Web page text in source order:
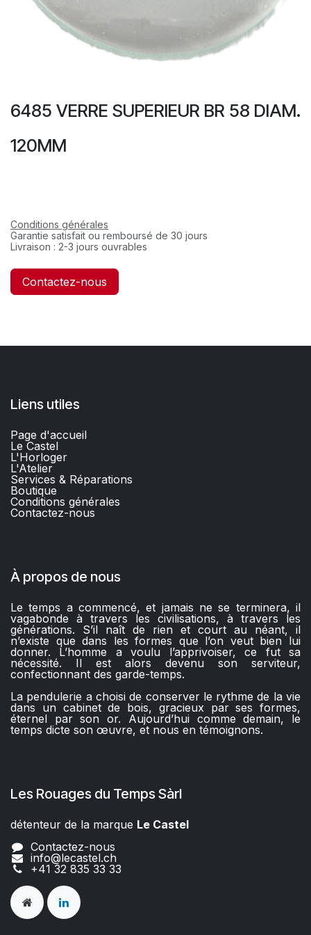
6485 VERRE SUPERIEUR BR 58 DIAM.
120MM
Conditions générales
Garantie satisfait ou remboursé de 30 jours
Livraison : 2-3 jours ouvrables
Contactez-nous
Liens utiles
Page d'accueil
Le Castel
L'Horloger
L'Atelier
Services & Réparations
Boutique
Conditions générales
Contactez-nous​
À propos de nous
Le temps a commencé, et jamais ne se terminera, il
vagabonde à travers les civilisations, à travers les
générations. S’il naît de rien et court au néant, il
n’existe que dans les formes que l’on veut bien lui
donner. L’homme a voulu l’apprivoiser, ce fut sa
nécessité. Il est alors devenu son serviteur,
confectionnant des garde-temps.
La pendulerie a choisi de conserver le rythme de la vie
dans un cabinet de bois, gracieux par ses formes,
éternel par son or. Aujourd’hui comme demain, le
temps dicte son œuvre, et nous en témoignons.
Les Rouages du Temps Sàrl
détenteur de la marque Le Castel​​
Contactez-nous
info@lecastel.ch
+41 32 835 33 33